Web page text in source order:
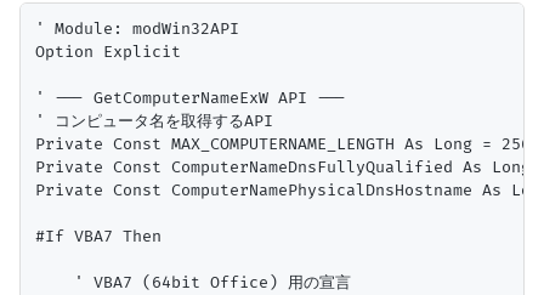
' Module: modWin32API
Option Explicit
' --- GetComputerNameExW API ---
' コンピュータ名を取得するAPI
Private Const MAX_COMPUTERNAME_LENGTH As Long = 256
Private Const ComputerNameDnsFullyQualified As Long =
Private Const ComputerNamePhysicalDnsHostname As
#If VBA7 Then
    ' VBA7 (64bit Office) 用の宣言